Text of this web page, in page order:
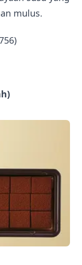
mulus.